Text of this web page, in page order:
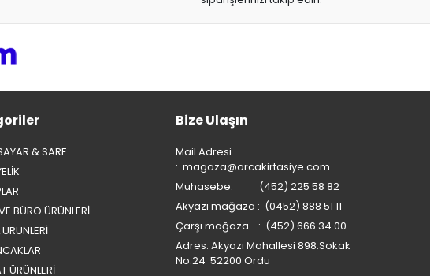
& SARF
BÜRO ÜRÜNLERİ
ÜRÜNLERİ
Bize Ulaşın
Mail Adresi
: magaza@orcakirtasiye.com
Muhasebe: (452) 225 58 82
Akyazı mağaza : (0452) 888 51 11
Çarşı mağaza : (452) 666 34 00
Adres: Akyazı Mahallesi 898.Sokak
No:24 52200 Ordu